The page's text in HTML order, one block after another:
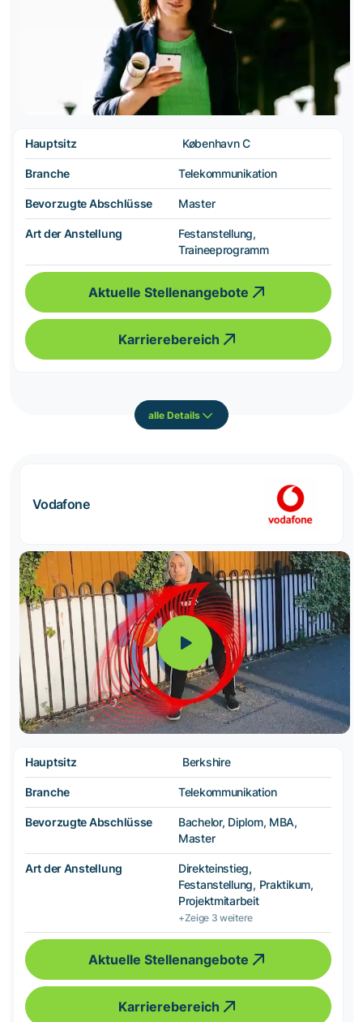
Hauptsitz København C
Branche Telekommunikation
Bevorzugte Abschlüsse Master
Art der Anstellung
Festanstellung,
Traineeprogramm
Aktuelle Stellenangebote
Karrierebereich
alle Details
Vodafone
Hauptsitz Berkshire
Branche Telekommunikation
Bevorzugte Abschlüsse
Bachelor, Diplom, MBA,
Master
Art der Anstellung
Direkteinstieg,
Festanstellung, Praktikum,
Projektmitarbeit
+Zeige 3 weitere
Aktuelle Stellenangebote
Karrierebereich